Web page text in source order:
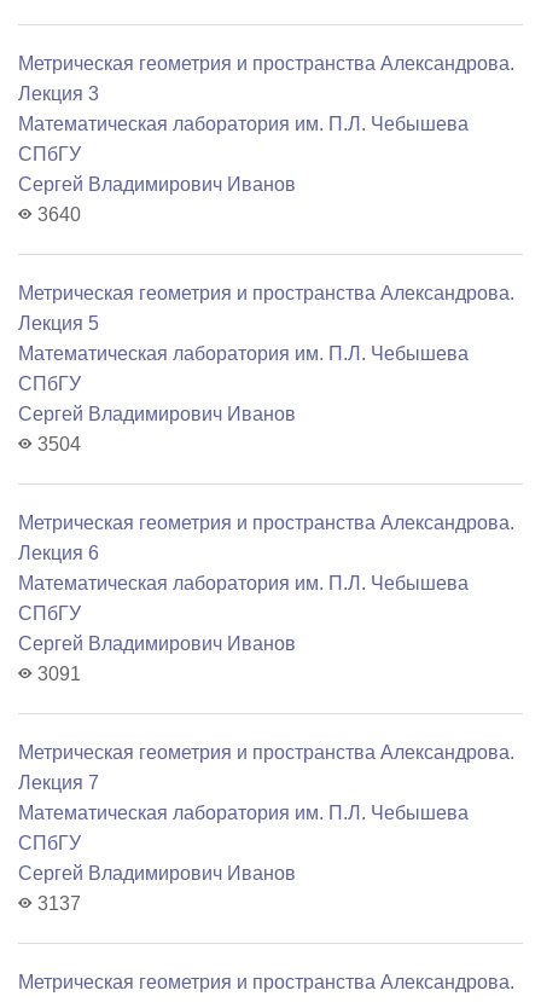
Метрическая геометрия и пространства Александрова.
Лекция 3
Математичеcкая лаборатория им. П.Л. Чебышева
СПбГУ
Сергей Владимирович Иванов
3640
Метрическая геометрия и пространства Александрова.
Лекция 5
Математичеcкая лаборатория им. П.Л. Чебышева
СПбГУ
Сергей Владимирович Иванов
3504
Метрическая геометрия и пространства Александрова.
Лекция 6
Математичеcкая лаборатория им. П.Л. Чебышева
СПбГУ
Сергей Владимирович Иванов
3091
Метрическая геометрия и пространства Александрова.
Лекция 7
Математичеcкая лаборатория им. П.Л. Чебышева
СПбГУ
Сергей Владимирович Иванов
3137
Метрическая геометрия и пространства Александрова.